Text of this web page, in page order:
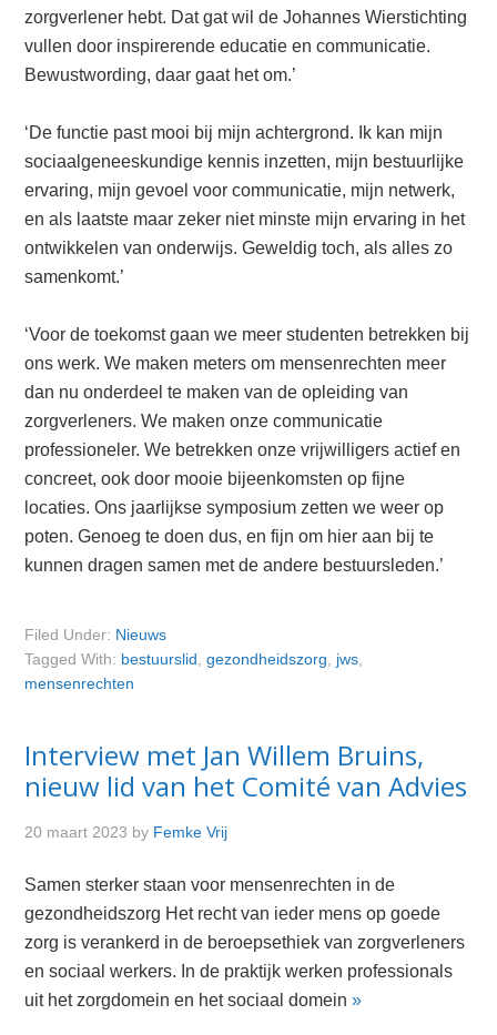
zorgverlener hebt. Dat gat wil de Johannes Wierstichting
vullen door inspirerende educatie en communicatie.
Bewustwording, daar gaat het om.’
‘De functie past mooi bij mijn achtergrond. Ik kan mijn
sociaalgeneeskundige kennis inzetten, mijn bestuurlijke
ervaring, mijn gevoel voor communicatie, mijn netwerk,
en als laatste maar zeker niet minste mijn ervaring in het
ontwikkelen van onderwijs. Geweldig toch, als alles zo
samenkomt.’
‘Voor de toekomst gaan we meer studenten betrekken bij
ons werk. We maken meters om mensenrechten meer
dan nu onderdeel te maken van de opleiding van
zorgverleners. We maken onze communicatie
professioneler. We betrekken onze vrijwilligers actief en
concreet, ook door mooie bijeenkomsten op fijne
locaties. Ons jaarlijkse symposium zetten we weer op
poten. Genoeg te doen dus, en fijn om hier aan bij te
kunnen dragen samen met de andere bestuursleden.’
Filed Under: Nieuws
Tagged With: bestuurslid ,gezondheidszorg jws
mensenrechten
Interview met Jan Willem Bruins,
nieuw lid van het Comité van Advies
20 maart 2023 by Femke Vrij
Samen sterker staan voor mensenrechten in de
gezondheidszorg Het recht van ieder mens op goede
zorg is verankerd in de beroepsethiek van zorgverleners
en sociaal werkers. In de praktijk werken professionals
uit het zorgdomein en het sociaal domein»